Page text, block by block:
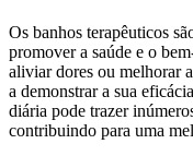
Os banhos terapêuticos
promover a saúde e o
aliviar dores ou melhorar
a demonstrar a sua
diária pode trazer
contribuindo para uma